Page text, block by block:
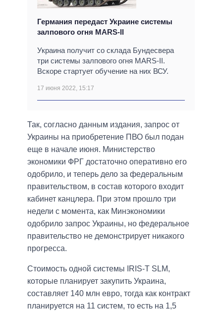
Германия передаст Украине системы
залпового огня MARS-II
Украина получит со склада Бундесвера
три системы залпового огня MARS-II.
Вскоре стартует обучение на них ВСУ.
17 июня 2022, 15:17
Так, согласно данным издания, запрос от
Украины на приобретение ПВО был подан
еще в начале июня. Министерство
экономики ФРГ достаточно оперативно его
одобрило, и теперь дело за федеральным
правительством, в состав которого входит
кабинет канцлера. При этом прошло три
недели с момента, как Минэкономики
одобрило запрос Украины, но федеральное
правительство не демонстрирует никакого
прогресса.
Стоимость одной системы IRIS-T SLM,
которые планирует закупить Украина,
составляет 140 млн евро, тогда как контракт
планируется на 11 систем, то есть на 1,5